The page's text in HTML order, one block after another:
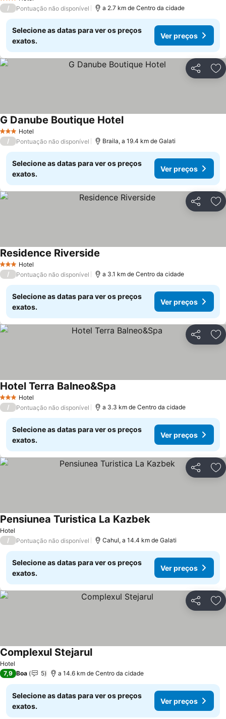
3 Estrelas
/
Pontuação não disponível a 2.7 km de Centro da cidade
Selecione as datas para ver os preços
exatos.
Ver preços
Partilhar
3 EstrelasHotel
G Danube Boutique HotelVer preços
/ Pontuação não disponível Braila, a 19.4 km de Galati
Selecione as datas para ver os preços
exatos.
Ver preços
Partilhar
3 EstrelasHotel
Residence Riverside
/ Pontuação não disponível a 3.1 km de Centro da cidade
Selecione as datas para ver os preços
exatos.
Ver preços
Partilhar
3 EstrelasHotel
Hotel Terra Balneo&Spa
/ Pontuação não disponível a 3.3 km de Centro da cidade
Selecione as datas para ver os preços
exatos.
Ver preços
Partilhar
Hotel
Pensiunea Turistica La KazbekVer preços
/ Pontuação não disponível Cahul, a 14.4 km de Galati
Selecione as datas para ver os preços
exatos.
Ver preços
Partilhar
Hotel
Complexul StejarulVer preços
7,9 Boa 5 a 14.6 km de Centro da cidade
Selecione as datas para ver os preços
exatos.
Ver preços